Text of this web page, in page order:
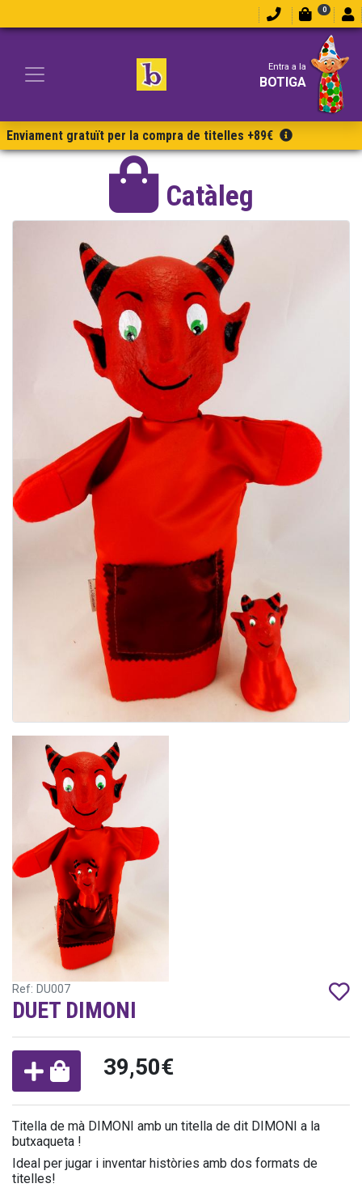
0
Entra a la
BOTIGA
Enviament gratuït per la compra de titelles +89€
Catàleg
Ref: DU007
DUET DIMONI
39,50€
Titella de mà DIMONI amb un titella de dit DIMONI a la
butxaqueta !
Ideal per jugar i inventar històries amb dos formats de
titelles!